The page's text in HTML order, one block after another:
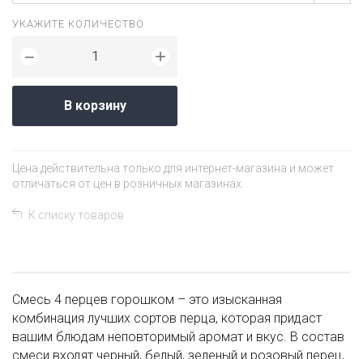
УКАЖИТЕ КОЛИЧЕСТВО
− +
В корзину
Цена действительна только для интернет-магазина и может
отличаться от цен в розничных магазинах.
К списку товаров
Смесь 4 перцев горошком – это изысканная
комбинация лучших сортов перца, которая придаст
вашим блюдам неповторимый аромат и вкус. В состав
смеси входят черный, белый, зеленый и розовый перец,